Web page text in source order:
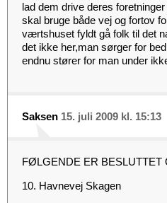
lad dem drive deres
skal bruge både vej og fortov
værtshuset fyldt gå folk til det
det ikke her,man sørger for
endnu stører for man under
Saksen 15. juli 2009 kl. 15:13
FØLGENDE ER BESLUTTET
10. Havnevej Skagen